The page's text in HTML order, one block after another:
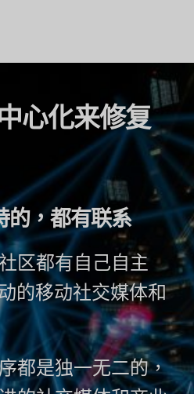
心化来修复
的，都有联系
区都有自己自主
的移动社交媒体和
都是独一无二的，